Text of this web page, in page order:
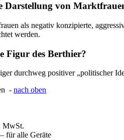
Darstellung von
als negativ konzipierte,
werden.
Figur des Berthier?
durchweg positiver „politischer
- nach oben
MwSt.
für alle Geräte